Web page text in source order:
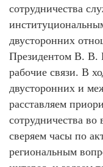
сотрудничества
двусторонних
Президентом В. В.
рабочие связи. В
двусторонних и
расставляем
сотрудничества во
сверяем часы по
региональным